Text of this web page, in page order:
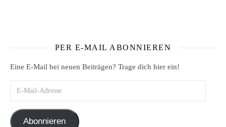
PER E-MAIL ABONNIEREN
Eine E-Mail bei neuen Beiträgen? Trage dich hier ein!
Abonnieren